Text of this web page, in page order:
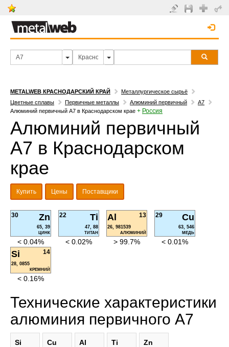
METALWEB КРАСНОДАРСКИЙ КРАЙ
Металлургическое сырьё
Цветные сплавы
Первичные металлы Алюминий первичный
А7
Алюминий первичный А7 в Краснодарском крае + Россия
Алюминий первичный
А7 в Краснодарском
крае
Купить Цены Поставщики
Zn
30
65, 39
ЦИНК
< 0.04%
Ti
22
47, 88
ТИТАН
< 0.02%
Al 13
26, 981539
АЛЮМИНИЙ
> 99.7%
Cu
29
63, 546
МЕДЬ
< 0.01%
Si 14
28, 0855
КРЕМНИЙ
< 0.16%
Технические характеристики
алюминия первичного А7
Si Cu Al Ti Zn